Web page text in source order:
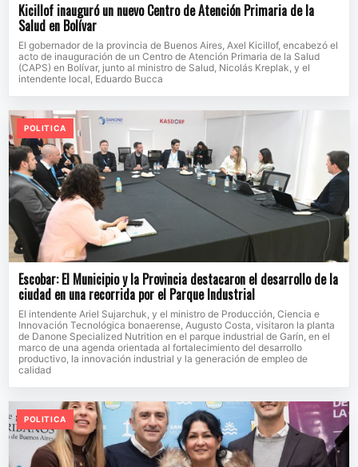
Kicillof inauguró un nuevo Centro de Atención Primaria de la
Salud en Bolívar
El gobernador de la provincia de Buenos Aires, Axel Kicillof, encabezó el
acto de inauguración de un Centro de Atención Primaria de la Salud
(CAPS) en Bolívar, junto al ministro de Salud, Nicolás Kreplak, y el
intendente local, Eduardo Bucca
POLITICA
Escobar: El Municipio y la Provincia destacaron el desarrollo de la
ciudad en una recorrida por el Parque Industrial
El intendente Ariel Sujarchuk, y el ministro de Producción, Ciencia e
Innovación Tecnológica bonaerense, Augusto Costa, visitaron la planta
de Danone Specialized Nutrition en el parque industrial de Garín, en el
marco de una agenda orientada al fortalecimiento del desarrollo
productivo, la innovación industrial y la generación de empleo de
calidad
POLITICA